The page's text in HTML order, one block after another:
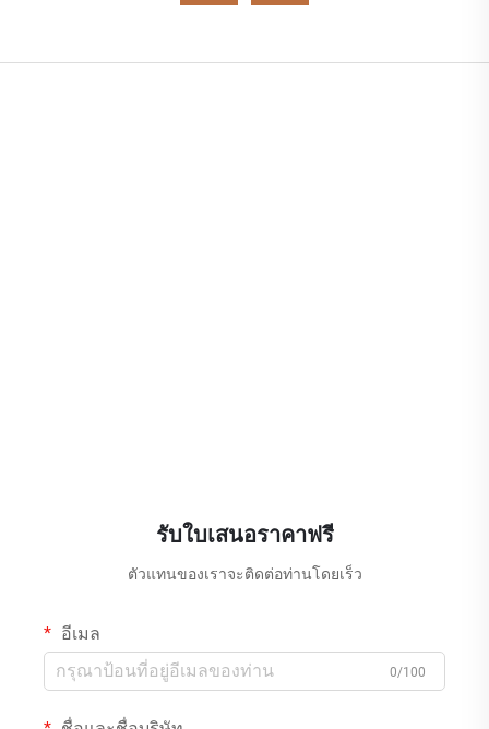
รับใบเสนอราคาฟรี
ตัวแทนของเราจะติดต่อท่านโดยเร็ว
อีเมล
0/100